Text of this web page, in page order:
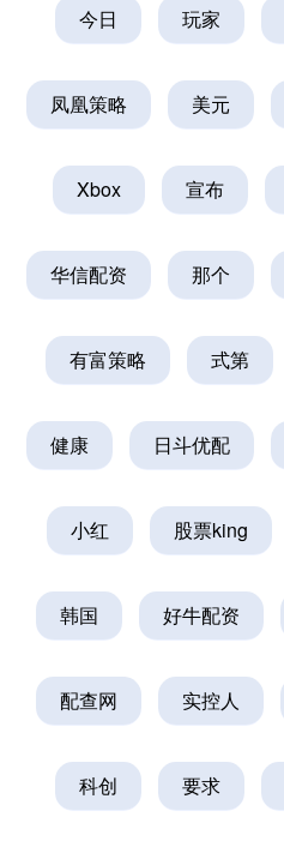
今日 玩家
凤凰策略 美元
Xbox 宣布
华信配资 那个
有富策略 式第
健康 日斗优配
小红 股票king
韩国 好牛配资
配查网 实控人
科创 要求